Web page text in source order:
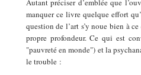
Autant préciser d’emblée que
manquer ce livre quelque effort
question de l’art s’y noue bien à
propre profondeur. Ce qui est
"pauvreté en monde") et la
le trouble :